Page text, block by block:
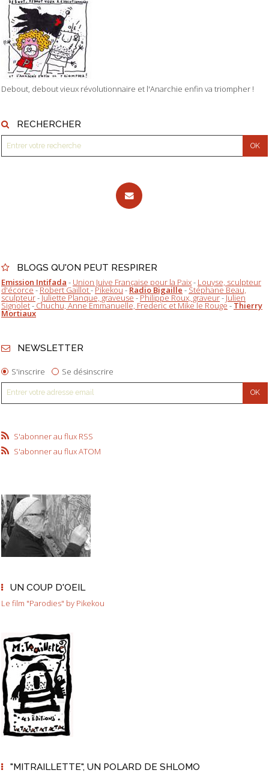
Debout, debout vieux révolutionnaire et l'Anarchie enfin va triompher !
RECHERCHER
BLOGS QU'ON PEUT RESPIRER
Emission Intifada - Union Juive Française pour la Paix- Louyse, sculpteur
d'écorce-Robert Gaillot-Pikekou-Radio Bigaille-Stéphane Beau,
sculpteur-Juliette Planque, graveuse-Philippe Roux, graveur-Julien
Signolet-Chuchu, Anne Emmanuelle, Frederic et Mike le Rouge-Thierry
Mortiaux
NEWSLETTER
S'inscrire Se désinscrire
S'abonner au flux RSS
S'abonner au flux ATOM
UN COUP D'OEIL
Le film "Parodies" by Pikekou
"MITRAILLETTE", UN POLARD DE SHLOMO